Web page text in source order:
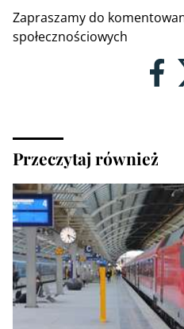
Zapraszamy do
społecznościowych
Przeczytaj również